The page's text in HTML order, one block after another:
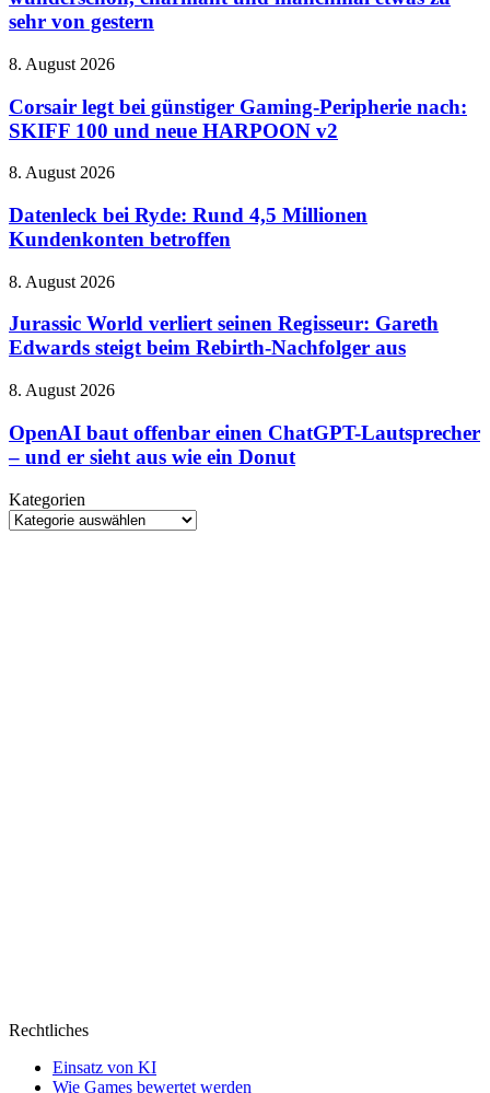
The
Millennium
–
charmant
und
manchmal
etwas
sehr
von
gestern
sehr von gestern
Corsair
bei
günstiger
Gaming-
nach:
100
und
HARPOON
8. August 2026
Corsair legt bei günstiger Gaming-Peripherie nach:
SKIFF 100 und neue HARPOON v2
Datenleck
Ryde:
Rund
4,5
Kundenkonten
8. August 2026
Datenleck bei Ryde: Rund 4,5 Millionen
Kundenkonten betroffen
Jurassic
verliert
seinen
Regisseur:
Edwards
beim
Rebirth-
aus
8. August 2026
Jurassic World verliert seinen Regisseur: Gareth
Edwards steigt beim Rebirth-Nachfolger aus
OpenAI
offenbar
einen
ChatGPT-
–
und
8. August 2026
OpenAI baut offenbar einen ChatGPT-Lautsprecher
– und er sieht aus wie ein Donut
Kategorien
Kategorien
Rechtliches
Einsatz von KI
Wie Games bewertet werden